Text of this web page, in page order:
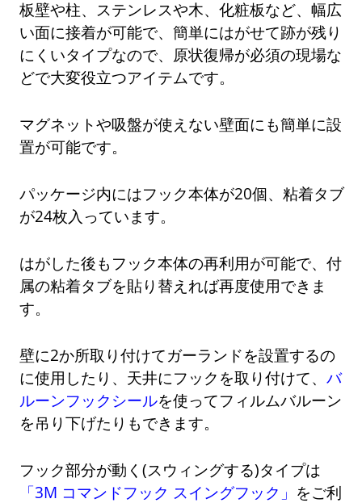
板壁や柱、ステンレスや木、化粧板など、幅広
い面に接着が可能で、簡単にはがせて跡が残り
にくいタイプなので、原状復帰が必須の現場な
どで大変役立つアイテムです。
マグネットや吸盤が使えない壁面にも簡単に設
置が可能です。
パッケージ内にはフック本体が20個、粘着タブ
が24枚入っています。
はがした後もフック本体の再利用が可能で、付
属の粘着タブを貼り替えれば再度使用できま
す。
壁に2か所取り付けてガーランドを設置するの
に使用したり、天井にフックを取り付けて、バ
ルーンフックシールを使ってフィルムバルーン
を吊り下げたりもできます。
フック部分が動く(スウィングする)タイプは
「3M コマンドフック スイングフック」 をご利